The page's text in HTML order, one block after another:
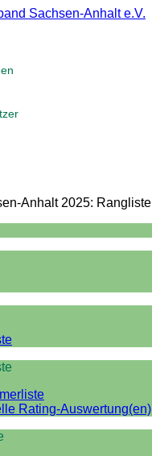
Anhalt 2025: Rangliste
Rating-Auswertung(en)